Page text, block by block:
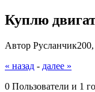
Куплю
Автор
« назад - далее »
0 Пользователи и 1